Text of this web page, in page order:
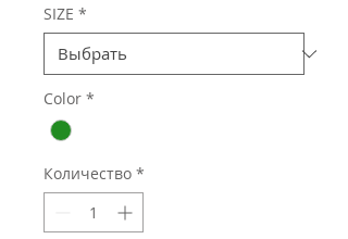
SIZE *
Color *
Количество *